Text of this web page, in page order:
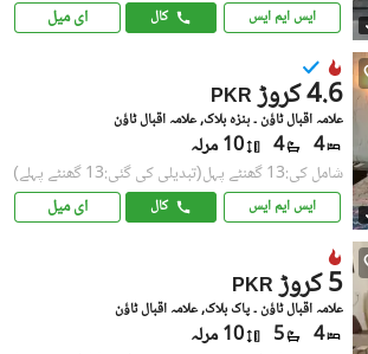
ایس ایم ایس کال ای میل
PKR 4.6 کروڑ
علامہ اقبال ٹاؤن ۔ ہنزہ بلاک, علامہ اقبال ٹاؤن
4
4 10 مرلہ
شامل کی:13 گھنٹے پہل (تبدیلی کی گئی:13 گھنٹے پہلے)
ایس ایم ایس کال ای میل
PKR 5 کروڑ
علامہ اقبال ٹاؤن ۔ پاک بلاک, علامہ اقبال ٹاؤن
4
5 10 مرلہ